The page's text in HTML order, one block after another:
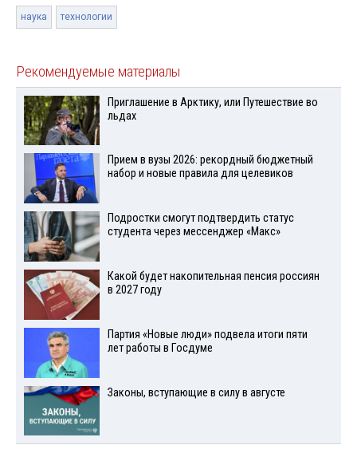
наука технологии
Рекомендуемые материалы
Приглашение в Арктику, или Путешествие во
льдах
Прием в вузы 2026: рекордный бюджетный
набор и новые правила для целевиков
Подростки смогут подтвердить статус
студента через мессенджер «Макс»
Какой будет накопительная пенсия россиян
в 2027 году
Партия «Новые люди» подвела итоги пяти
лет работы в Госдуме
Законы, вступающие в силу в августе